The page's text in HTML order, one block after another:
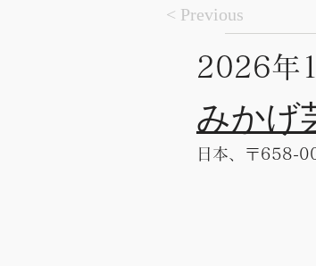
< Previous
みかげ
日本、〒658-
2026年